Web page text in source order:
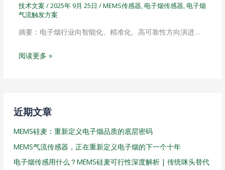
技术文案/2025年 9月 25日 /MEMS传感器, 电子烟传感器, 电子烟
气流触发方案
摘要：电子烟行业向智能化、精准化、高可靠性方向演进…
阅读更多 »
近期文章
MEMS硅麦：重新定义电子烟品质的底层密码
MEMS气流传感器，正在重新定义电子烟的下一个十年
电子烟传感用什么？MEMS硅麦可行性深度解析 | 传统咪头替代